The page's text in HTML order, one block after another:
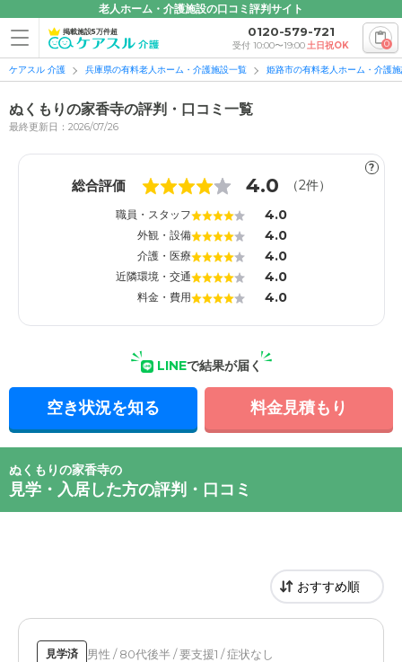
老人ホーム・介護施設の口コミ評判サイト
掲載施設5万件超 0120-579-721
受付 10:00〜19:00土日祝OK 0
ケアスル 介護 兵庫県の有料老人ホーム・介護施設一覧 姫路市の有料老人ホーム・介護
ぬくもりの家香寺の評判・口コミ一覧
最終更新日：2026/07/26
?
総合評価 4.0 （2件）
職員・スタッフ 4.0
外観・設備 4.0
介護・医療 4.0
近隣環境・交通 4.0
料金・費用 4.0
LINEで結果が届く
空き状況を知る 料金見積もり
ぬくもりの家香寺の
見学・入居した方の評判・口コミ
見学済 男性 / 80代後半 / 要支援1 / 症状なし